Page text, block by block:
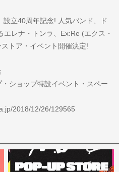
立40周年記念! 人気バンド、ド
レナ・トンラ、Ex:Re (エクス・
トア・イベント開催決定!
ショップ特設イベント・スペー
2018/12/26/129565